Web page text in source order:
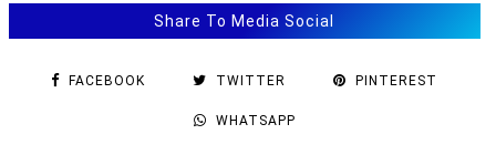
Share To Media Social
FACEBOOK TWITTER PINTEREST
WHATSAPP